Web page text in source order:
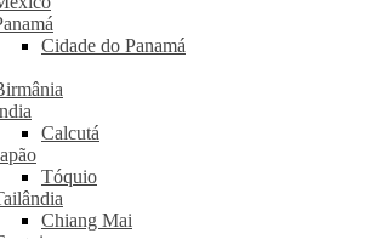
Cidade do Panamá
Calcutá
Tóquio
Chiang Mai